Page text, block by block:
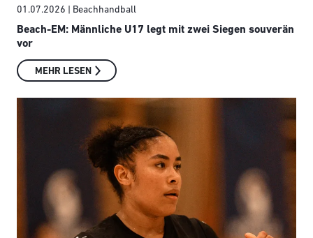
01.07.2026 | Beachhandball
Beach-EM: Männliche U17 legt mit zwei Siegen souverän
vor
MEHR LESEN